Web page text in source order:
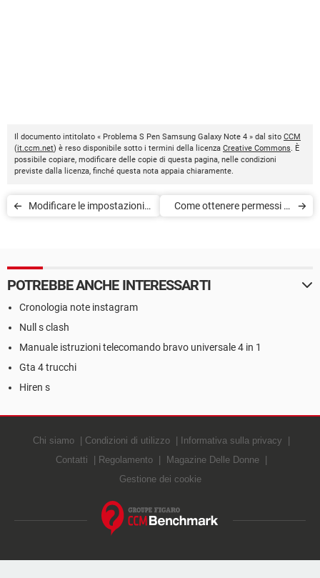
Il documento intitolato « Problema S Pen Samsung Galaxy Note 4 » dal sito CCM
(it.ccm.net) è reso disponibile sotto i termini della licenza Creative Commons. È
possibile copiare, modificare delle copie di questa pagina, nelle condizioni
previste dalla licenza, finché questa nota appaia chiaramente.
Modificare le impostazioni
Come ottenere permessi di
POTREBBE ANCHE INTERESSARTI
Cronologia note instagram
Null s clash
Manuale istruzioni telecomando bravo universale 4 in 1
Gta 4 trucchi
Hiren s
Chi siamo Condizioni di utilizzo
Informativa sulla privacy
Contatti
Regolamento
Magazine Delle Donne
Gestione dei cookie